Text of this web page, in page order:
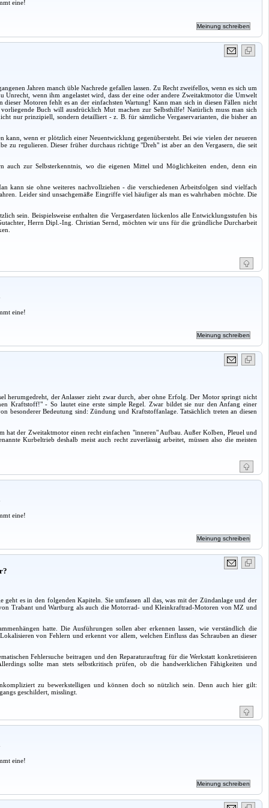
eine!
Jahren manch üble Nachrede gefallen lassen. Zu Recht zweifellos, wenn es sich um
wenn ihm angelastet wird, dass der eine oder andere Zweitaktmotor die Umwelt
Motoren fehlt es an der einfachsten Wartung! Kann man sich in diesen Fällen nicht
Buch will ausdrücklich Mut machen zur Selbsthilfe! Natürlich muss man sich
nur prinzipiell, sondern detailliert - z. B. für sämtliche Vergaservarianten, die bisher an
kann, wenn er plötzlich einer Neuentwicklung gegenübersteht. Bei wie vielen der neueren
zu regulieren. Dieser früher durchaus richtige "Dreh" ist aber an den Vergasern, die seit
zur Selbsterkenntnis, wo die eigenen Mittel und Möglichkeiten enden, denn ein
kann sie ohne weiteres nachvollziehen - die verschiedenen Arbeitsfolgen sind vielfach
Leider sind unsachgemäße Eingriffe viel häufiger als man es wahrhaben möchte. Die
sein. Beispielsweise enthalten die Vergaserdaten lückenlos alle Entwicklungsstufen bis
Herrn Dipl.-Ing. Christian Sernd, möchten wir uns für die gründliche Durcharbeit
eine!
herumgedreht, der Anlasser zieht zwar durch, aber ohne Erfolg. Der Motor springt nicht
Kraftstoff!" - So lautet eine erste simple Regel. Zwar bildet sie nur den Anfang einer
besonderer Bedeutung sind: Zündung und Kraftstoffanlage. Tatsächlich treten an diesen
hat der Zweitaktmotor einen recht einfachen "inneren" Aufbau. Außer Kolben, Pleuel und
Kurbeltrieb deshalb meist auch recht zuverlässig arbeitet, müssen also die meisten
eine!
geht es in den folgenden Kapiteln. Sie umfassen all das, was mit der Zündanlage und der
Trabant und Wartburg als auch die Motorrad- und Kleinkraftrad-Motoren von MZ und
hatte. Die Ausführungen sollen aber erkennen lassen, wie verständlich die
von Fehlern und erkennt vor allem, welchen Einfluss das Schrauben an dieser
Fehlersuche beitragen und den Reparaturauftrag für die Werkstatt konkretisieren
sollte man stets selbstkritisch prüfen, ob die handwerklichen Fähigkeiten und
zu bewerkstelligen und können doch so nützlich sein. Denn auch hier gilt:
geschildert, misslingt.
eine!